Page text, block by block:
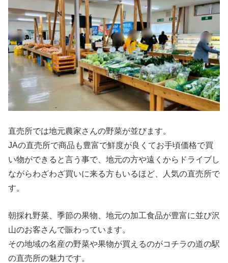
直売所では地元農家さんの野菜が並びます。
JAの直売所で商品も豊富で鮮度が良くてお手頃価格で買
い物ができると言う事で、地元の方や遠くからドライブし
ながらわざわざ買いに来る方もいるほど、人気の直売所で
す。
朝採れ野菜、季節の果物、地元の加工食品が豊富に並び沢
山のお客さんで賑わっています。
その地域の名産の野菜や果物が買えるのがコチラの道の駅
の直売所の魅力です。